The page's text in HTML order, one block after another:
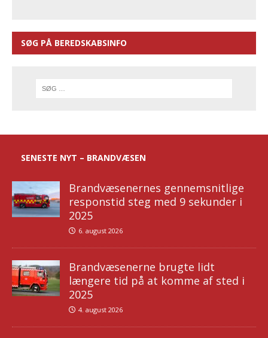
SØG PÅ BEREDSKABSINFO
SENESTE NYT – BRANDVÆSEN
Brandvæsenernes gennemsnitlige
responstid steg med 9 sekunder i
2025
6. august 2026
Brandvæsenerne brugte lidt
længere tid på at komme af sted i
2025
4. august 2026